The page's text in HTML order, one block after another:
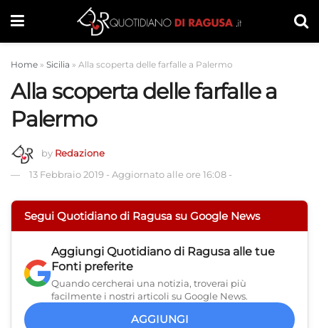
Home » Sicilia » Alla scoperta delle farfalle a Palermo
Alla scoperta delle farfalle a
Palermo
by Redazione
13 Febbraio 2019 - Aggiornato alle ore 16:08 -
Segui Quotidiano di Ragusa su Google News
Aggiungi Quotidiano di Ragusa alle tue
Fonti preferite
Quando cercherai una notizia, troverai più
facilmente i nostri articoli su Google News.
AGGIUNGI